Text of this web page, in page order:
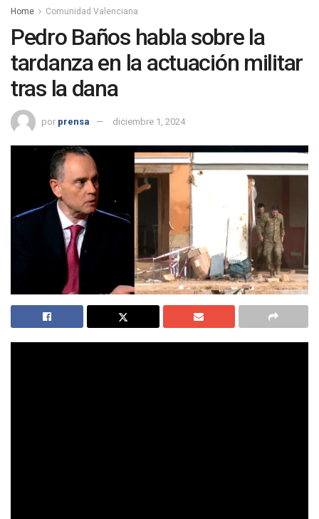
Home Comunidad Valenciana
Pedro Baños habla sobre la
tardanza en la actuación militar
tras la dana
por prensa diciembre 1, 2024